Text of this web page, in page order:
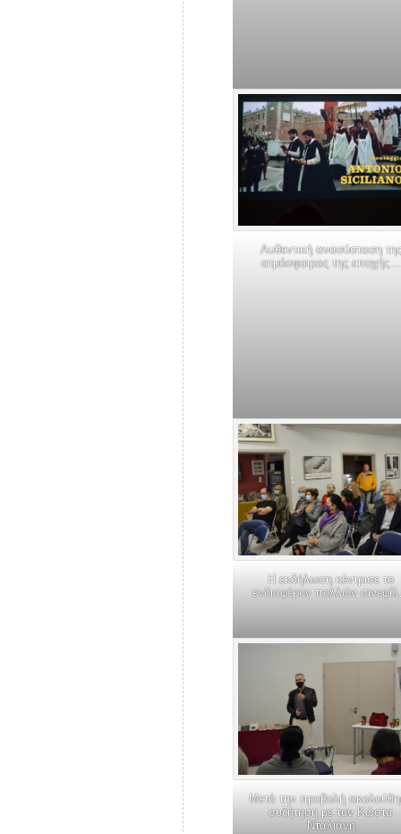
Αυθεντική ανασύσταση της
ατμόσφαιρας της εποχής…
Η εκδήλωση κέντρισε το
ενδιαφέρον πολλών
Μετά την προβολή
συζήτηση με τον Κώστα
Νταλιάνη